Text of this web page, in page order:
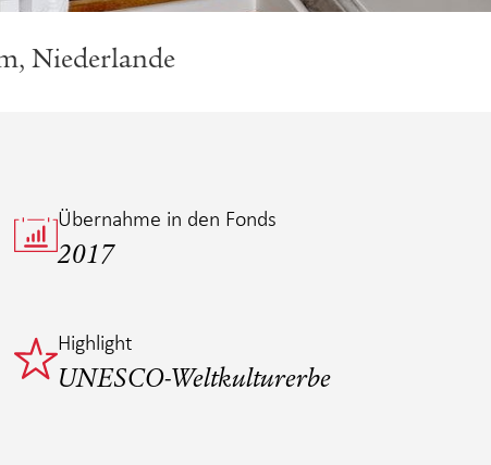
Niederlande
Übernahme in den Fonds
2017
Highlight
UNESCO-Weltkulturerbe